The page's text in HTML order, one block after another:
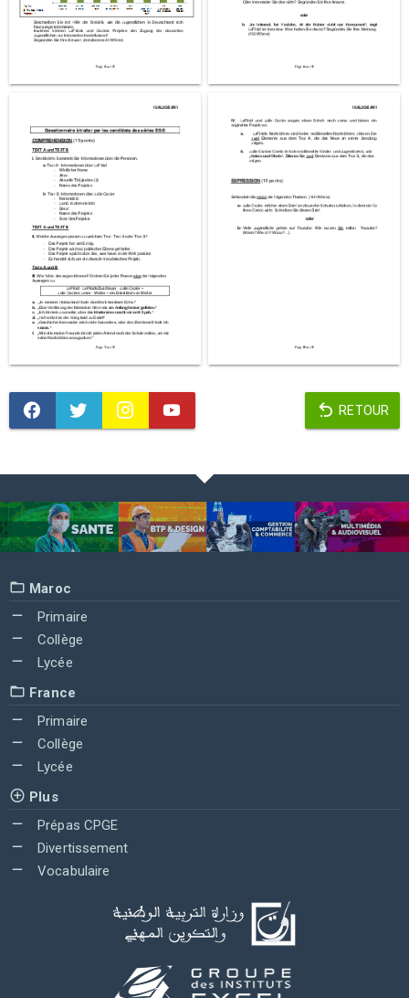
RETOUR
Maroc
Primaire
Collège
Lycée
France
Primaire
Collège
Lycée
Plus
Prépas CPGE
Divertissement
Vocabulaire